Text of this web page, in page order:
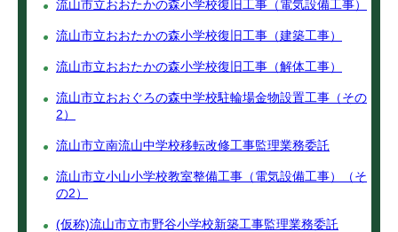
流山市立おおたかの森小学校復旧工事（電気設備工事）
流山市立おおたかの森小学校復旧工事（建築工事）
流山市立おおたかの森小学校復旧工事（解体工事）
流山市立おおぐろの森中学校駐輪場金物設置工事（その
2）
流山市立南流山中学校移転改修工事監理業務委託
流山市立小山小学校教室整備工事（電気設備工事）（そ
の2）
(仮称)流山市立市野谷小学校新築工事監理業務委託